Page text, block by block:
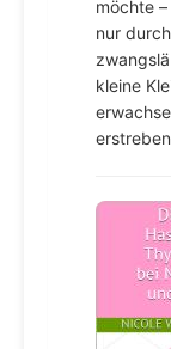
möchte
nur
kleine